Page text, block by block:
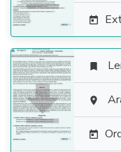




